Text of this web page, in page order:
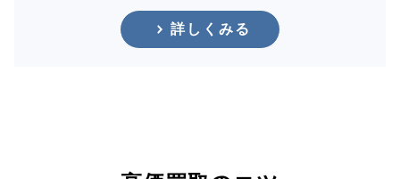
詳しくみる